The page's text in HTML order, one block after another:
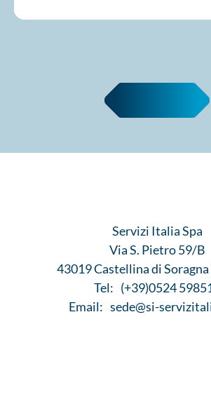
Servizi Italia Spa
Via S. Pietro 59/B
43019 Castellina di Soragna
Tel: (+39)0524
Email: sede@si-